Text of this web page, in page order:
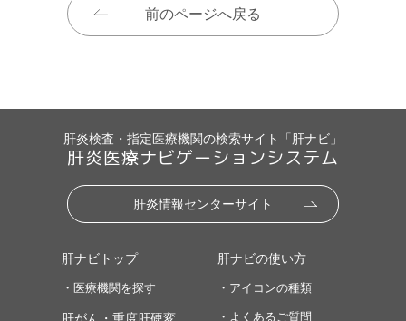
前のページへ戻る
肝炎検査・指定医療機関の検索サイト「肝ナビ」
肝炎医療ナビゲーションシステム
肝炎情報センターサイト
肝ナビトップ
・医療機関を探す
肝ナビの使い方
・アイコンの種類
・よくあるご質問